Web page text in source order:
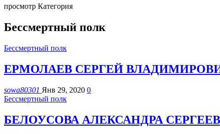
просмотр Категория
Бессмертный полк
Бессмертный полк
ЕРМОЛАЕВ СЕРГЕЙ
sowa80301 Янв 29, 2020 0
Бессмертный полк
БЕЛОУСОВА АЛЕКСАНДРА